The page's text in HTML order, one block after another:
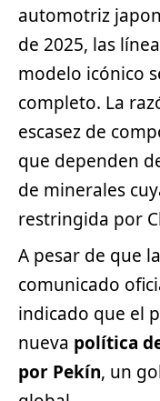
automotriz
de 2025, las
modelo icónico
completo. La
escasez de
que dependen
de minerales
restringida por
A pesar de que
comunicado
indicado que el
nueva política
por Pekín, un